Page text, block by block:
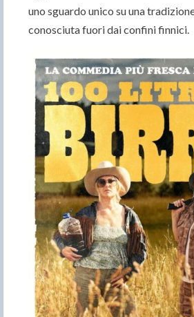
uno sguardo unico su una
conosciuta fuori dai confini finnici.